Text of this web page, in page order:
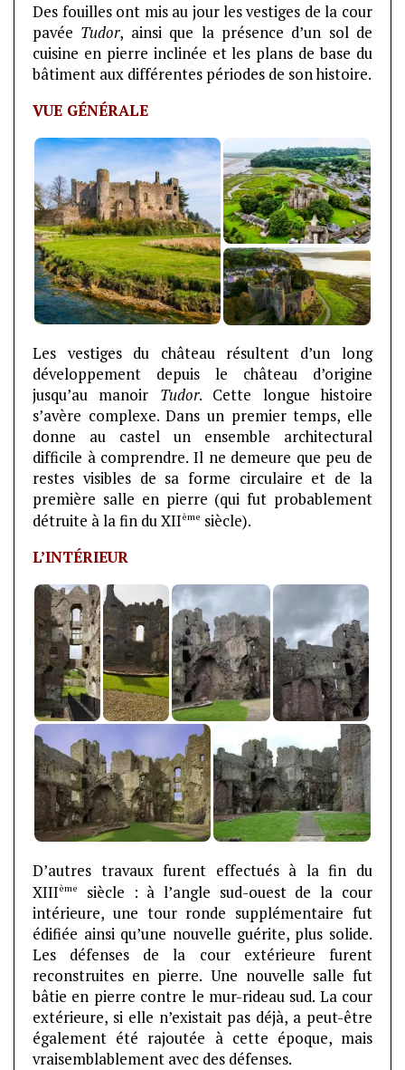
Des fouilles ont mis au jour les vestiges de la cour
pavée Tudor, ainsi que la présence d’un sol de
cuisine en pierre inclinée et les plans de base du
bâtiment aux différentes périodes de son histoire.
VUE GÉNÉRALE
Les vestiges du château résultent d’un long
développement depuis le château d’origine
jusqu’au manoir Tudor. Cette longue histoire
s’avère complexe. Dans un premier temps, elle
donne au castel un ensemble architectural
difficile à comprendre. Il ne demeure que peu de
restes visibles de sa forme circulaire et de la
première salle en pierre (qui fut probablement
détruite à la fin du XIIème siècle).
L’INTÉRIEUR
D’autres travaux furent effectués à la fin du
XIIIème
siècle : à l’angle sud-ouest de la cour
intérieure, une tour ronde supplémentaire fut
édifiée ainsi qu’une nouvelle guérite, plus solide.
Les défenses de la cour extérieure furent
reconstruites en pierre. Une nouvelle salle fut
bâtie en pierre contre le mur-rideau sud. La cour
extérieure, si elle n’existait pas déjà, a peut-être
également été rajoutée à cette époque, mais
vraisemblablement avec des défenses.